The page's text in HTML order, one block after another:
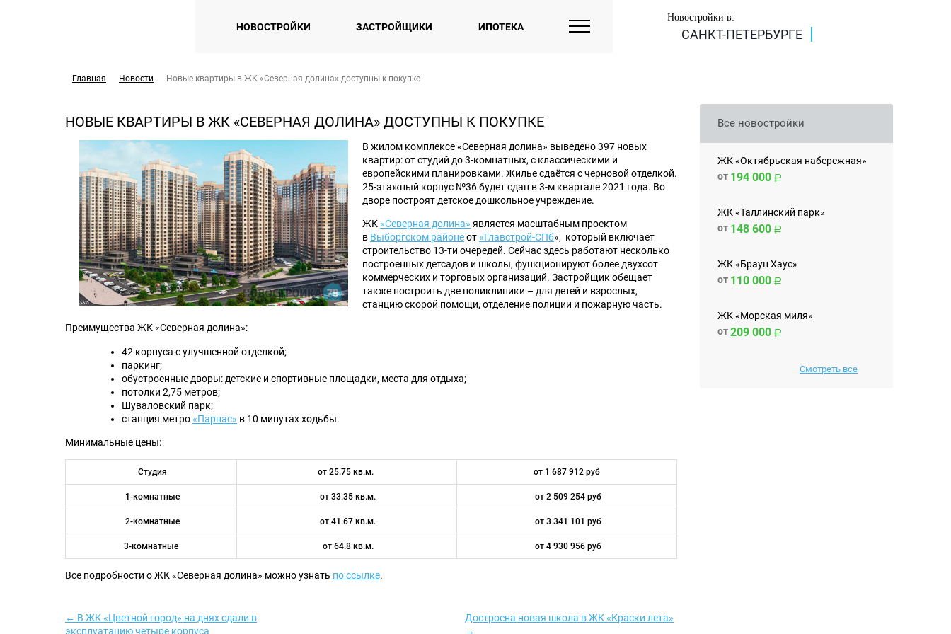
НОВОСТРОЙКИ ЗАСТРОЙЩИКИ ИПОТЕКА
Новостройки в:
САНКТ-ПЕТЕРБУРГЕ
Главная Новости Новые квартиры в ЖК «Северная долина» доступны к покупке
НОВЫЕ КВАРТИРЫ В ЖК «СЕВЕРНАЯ ДОЛИНА» ДОСТУПНЫ К ПОКУПКЕ
В жилом комплексе «Северная долина» выведено 397 новых
квартир: от студий до 3-комнатных, с классическими и
европейскими планировками. Жилье сдаётся с черновой отделкой.
25-этажный корпус №36 будет сдан в 3-м квартале 2021 года. Во
дворе построят детское дошкольное учреждение.
ЖК«Северная долина» является масштабным проектом
в Выборгском районеот«Главстрой-СПб», который включает
строительство 13-ти очередей. Сейчас здесь работают несколько
построенных детсадов и школы, функционируют более двухсот
коммерческих и торговых организаций. Застройщик обещает
также построить две поликлиники – для детей и взрослых,
станцию скорой помощи, отделение полиции и пожарную часть.
Преимущества ЖК «Северная долина»:
42 корпуса с улучшенной отделкой;
паркинг;
обустроенные дворы: детские и спортивные площадки, места для отдыха;
потолки 2,75 метров;
Шуваловский парк;
станция метро«Парнас» в 10 минутах ходьбы.
Минимальные цены:
Студия от 25.75 кв.м. от 1 687 912 руб
1-комнатные от 33.35 кв.м. от 2 509 254 руб
2-комнатные от 41.67 кв.м. от 3 341 101 руб
3-комнатные от 64.8 кв.м. от 4 930 956 руб
Все подробности о ЖК «Северная долина» можно узнать по ссылке.
← В ЖК «Цветной город» на днях сдали в
эксплуатацию четыре корпуса
Достроена новая школа в ЖК «Краски лета»
→
Все новостройки
ЖК «Октябрьская набережная»
от 194 000
ЖК «Таллинский парк»
от 148 600
ЖК «Браун Хаус»
от 110 000
ЖК «Морская миля»
от209 000
Смотреть все